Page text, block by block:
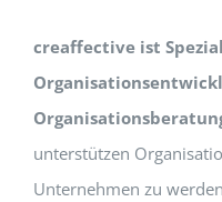
creaffective ist
unterstützen
Unternehmen zu